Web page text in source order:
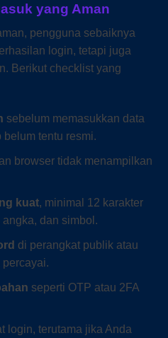
yang Aman
pengguna sebaiknya
login, tetapi juga
Berikut checklist yang
sebelum memasukkan data
tentu resmi.
browser tidak menampilkan
kuat, minimal 12 karakter
dan simbol.
di perangkat publik atau
percayai.
seperti OTP atau 2FA
login, terutama jika Anda